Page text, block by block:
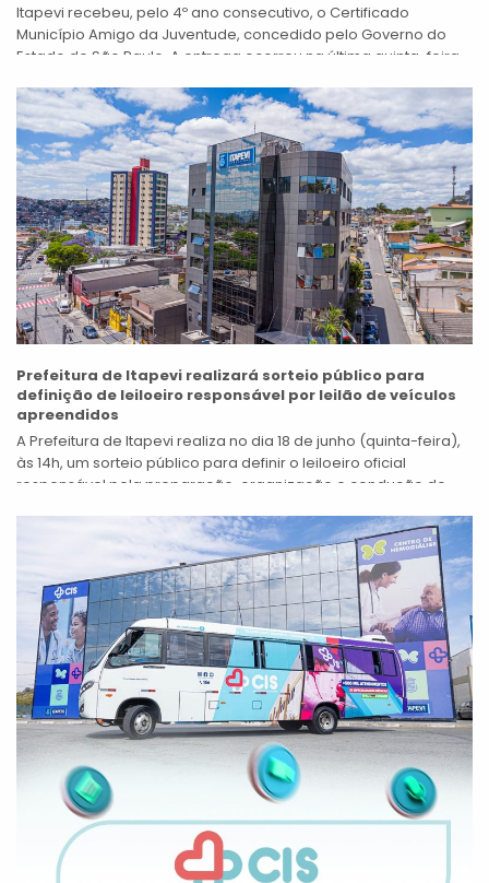
Itapevi recebeu, pelo 4º ano consecutivo, o Certificado
Município Amigo da Juventude, concedido pelo Governo do
Estado de São Paulo. A entrega ocorreu na última quinta-feira
Prefeitura de Itapevi realizará sorteio público para
definição de leiloeiro responsável por leilão de veículos
apreendidos
A Prefeitura de Itapevi realiza no dia 18 de junho (quinta-feira),
às 14h, um sorteio público para definir o leiloeiro oficial
responsável pela preparação, organização e condução do